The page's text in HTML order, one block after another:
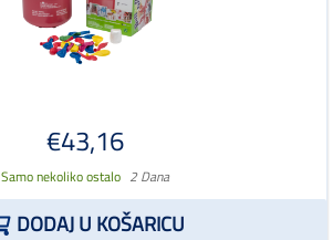
€43,16
Samo nekoliko ostalo 2 Dana
DODAJ U KOŠARICU